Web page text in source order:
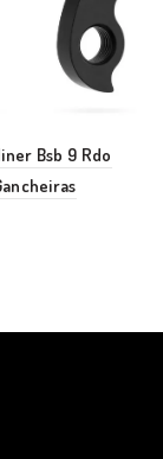
Bsb 9 Rdo